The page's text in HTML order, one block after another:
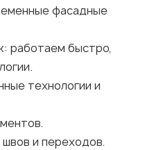
фасадные
работаем быстро,
технологии и
и переходов.